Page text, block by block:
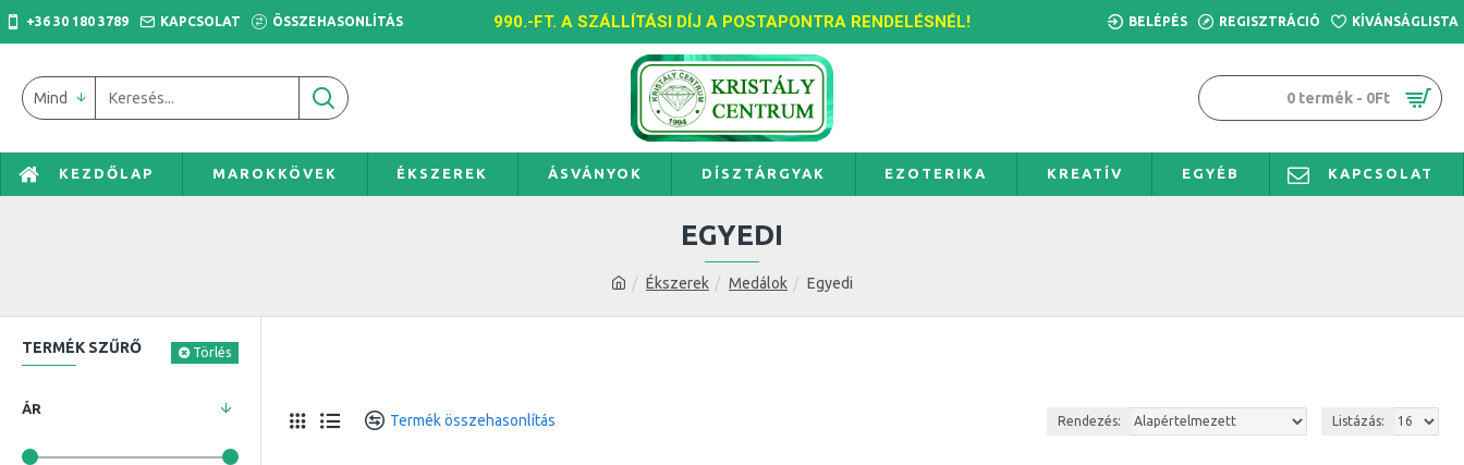
+36 30 180 3789 KAPCSOLAT ÖSSZEHASONLÍTÁS 990.-FT. A SZÁLLÍTÁSI DÍJ A POSTAPONTRA RENDELÉSNÉL! BELÉPÉS REGISZTRÁCIÓ KÍVÁNSÁGLISTA
Mind 0 termék - 0Ft
KEZDŐLAP MAROKKÖVEK ÉKSZEREK ÁSVÁNYOK DÍSZTÁRGYAK EZOTERIKA KREATÍV EGYÉB KAPCSOLAT
Ékszerek Medálok Egyedi
EGYEDI
TERMÉK SZŰRŐ Törlés
ÁR
Termék összehasonlítás Rendezés: Listázás: